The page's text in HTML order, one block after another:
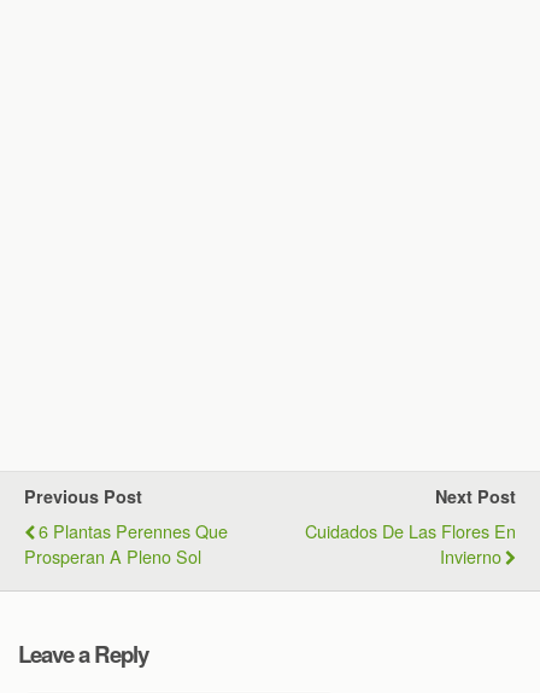
Previous Post
6 Plantas Perennes Que
Prosperan A Pleno Sol
Next Post
Cuidados De Las Flores En
Invierno
Leave a Reply